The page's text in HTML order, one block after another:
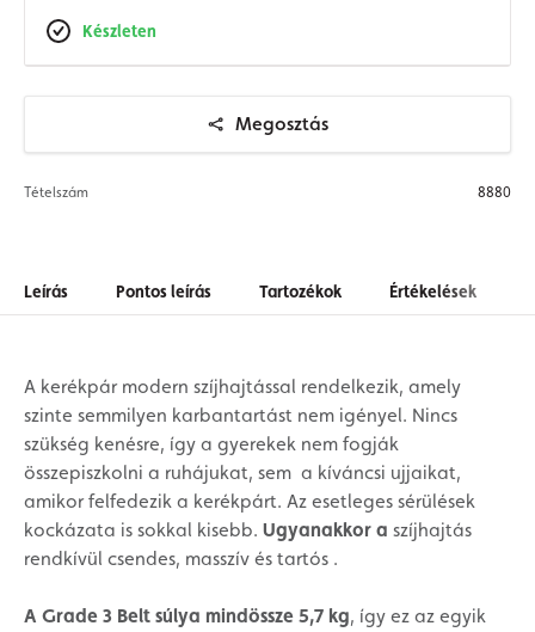
Készleten
Megosztás
Tételszám 8880
Leírás Pontos leírás Tartozékok Értékelések
A kerékpár modern szíjhajtással rendelkezik, amely
szinte semmilyen karbantartást nem igényel. Nincs
szükség kenésre, így a gyerekek nem fogják
összepiszkolni a ruhájukat, sem a kíváncsi ujjaikat,
amikor felfedezik a kerékpárt. Az esetleges sérülések
kockázata is sokkal kisebb. Ugyanakkor a szíjhajtás
rendkívül csendes, masszív és tartós .
A Grade 3 Belt súlya mindössze 5,7 kg, így ez az egyik